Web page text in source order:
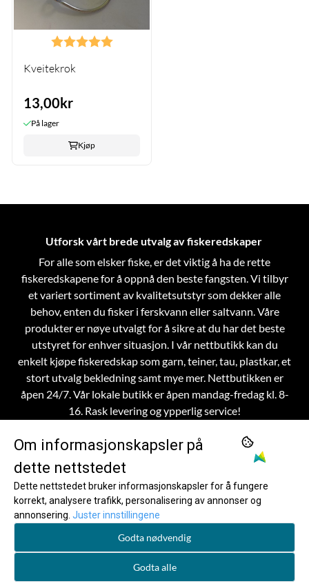
Karakter: 5.0 av 5 mulige
Kveitekrok
13,00kr
På lager
Kjøp
Utforsk vårt brede utvalg av fiskeredskaper
For alle som elsker fiske, er det viktig å ha de rette
fiskeredskapene for å oppnå den beste fangsten. Vi tilbyr
et variert sortiment av kvalitetsutstyr som dekker alle
behov, enten du fisker i ferskvann eller saltvann. Våre
produkter er nøye utvalgt for å sikre at du har det beste
utstyret for enhver situasjon. I vår nettbutikk kan du
enkelt kjøpe fiskeredskap som garn, teiner, tau, plastkar, et
stort utvalg bekledning samt mye mer. Nettbutikken er
åpen 24/7. Vår lokale butikk er åpen mandag-fredag kl. 8-
16. Rask levering og ypperlig service!
OM OSS
Frøystad AS
6095 Bølandet
MENY
Om Frøystad
Kontaktinfo
INFO
NYHETSBREV
Registrer deg for å motta nyheter og tilbud!
E-post
Om informasjonskapsler på
dette nettstedet
Dette nettstedet bruker informasjonskapsler for å fungere
korrekt, analysere trafikk, personalisering av annonser og
annonsering. Juster innstillingene
Godta nødvendig
Godta alle